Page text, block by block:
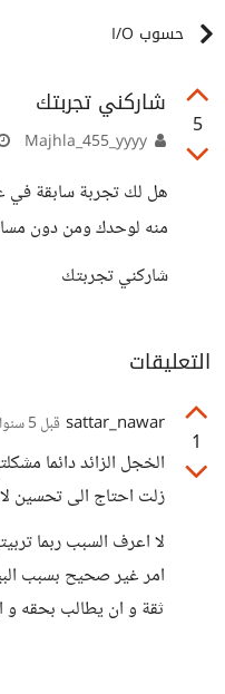
حسوب I/O
5
شاركني تجربتك
هل لك تجربة سابقة في
منه لوحدك ومن دون
شاركني تجربتك
التعليقات
1
sattar_nawar قبل 5 سنوات
الخجل الزائد دائما
زلت احتاج الى تحسين
لا اعرف السبب ربما
امر غير صحيح بسبب
ثقة و ان يطالب بحقه